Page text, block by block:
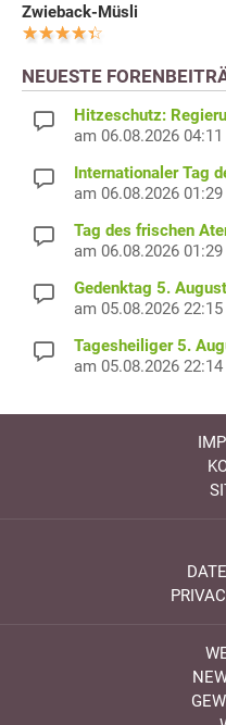
Zwieback-Müsli
NEUESTE
Hitzeschutz:
am 06.08.2026
Internationaler Tag
am 06.08.2026
Tag des frischen
am 06.08.2026
Gedenktag 5.
am 05.08.2026
Tagesheiliger 5.
am 05.08.2026